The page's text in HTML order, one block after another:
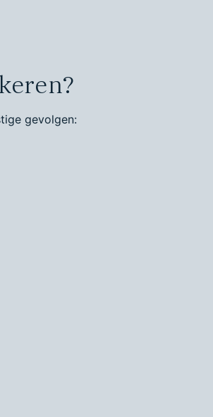
gevolgen: